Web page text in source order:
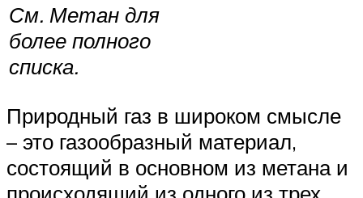
См. Метан для
более полного
списка.
Природный газ в широком смысле
– это газообразный материал,
состоящий в основном из метана и